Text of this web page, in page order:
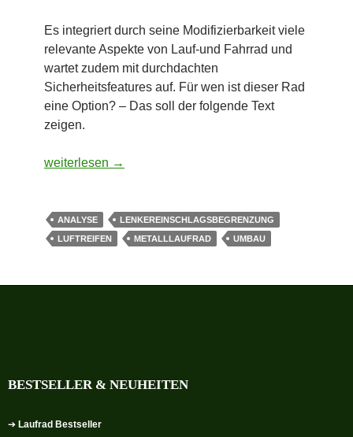
Es integriert durch seine Modifizierbarkeit viele
relevante Aspekte von Lauf-und Fahrrad und
wartet zudem mit durchdachten
Sicherheitsfeatures auf. Für wen ist dieser Rad
eine Option? – Das soll der folgende Text
zeigen.
Laufrad & Kinderfahrrad Kombination – BMW Kidsbike
weiterlesen →
ANALYSE
LENKEREINSCHLAGSBEGRENZUNG
LUFTREIFEN
METALLLAUFRAD UMBAU
BESTSELLER & NEUHEITEN
➔ Laufrad Bestseller